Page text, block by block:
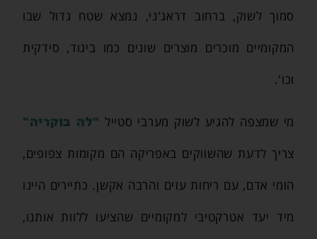
סמוך לשוק, ברחוב דראג'ני, נמצא שטח גדול שבו
המקומיים מוכרים מוצרים שונים כמו ביגוד, סידקית
וכו'.
מי שמצפה להגיע לשוק מערבי סטייל "לה בוקריה"
צריך לדעת שהשווקים באפריקה הם מקומות צפופים,
הומי אדם, עם ריחות עזים והרבה אקשן. כתיירים היינו
מיד יעד אטרקטיבי למקומיים שהציעו ללוות אותנו,